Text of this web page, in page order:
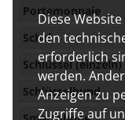
Diese
den
erforderlich
werden.
Anzeigen zu
Zugriffe auf
Portemonnaie
Schal
Schlüssel (einzeln)
Schlüsselbund